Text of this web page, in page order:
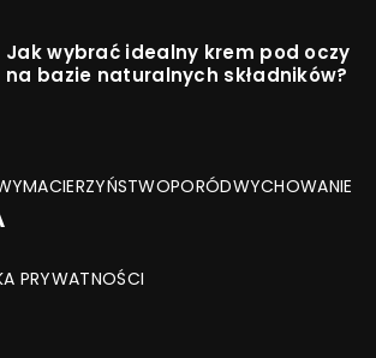
Jak wybrać idealny krem pod oczy
na bazie naturalnych składników?
MACIERZYŃSTWOPORÓDWYCHOWANIE
PRYWATNOŚCI